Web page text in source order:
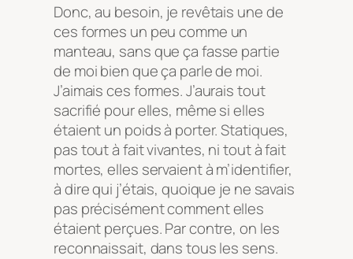
Donc, au besoin, je revêtais une de
ces formes un peu comme un
manteau, sans que ça fasse partie
de moi bien que ça parle de moi.
J’aimais ces formes. J’aurais tout
sacrifié pour elles, même si elles
étaient un poids à porter. Statiques,
pas tout à fait vivantes, ni tout à fait
mortes, elles servaient à m’identifier,
à dire qui j’étais, quoique je ne savais
pas précisément comment elles
étaient perçues. Par contre, on les
reconnaissait, dans tous les sens.